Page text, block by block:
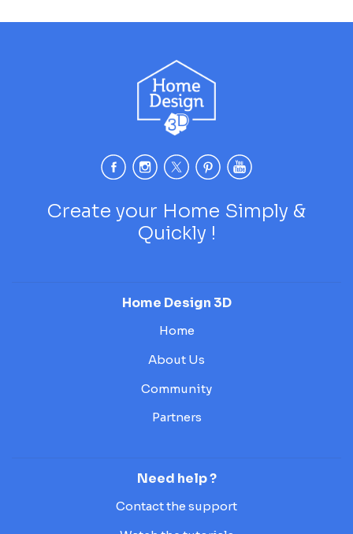
Create your Home Simply &
Quickly !
Home Design 3D
Home
About Us
Community
Partners
Need help ?
Contact the support